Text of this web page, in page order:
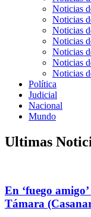
Noticias
Noticias
Noticias
Noticias
Noticias
Noticias
Noticias
Política
Judicial
Nacional
Mundo
Ultimas
En ‘fuego
Támara